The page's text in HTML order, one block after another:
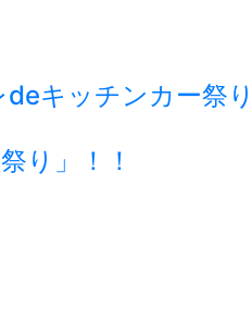
キッチンカー祭り
り」！！